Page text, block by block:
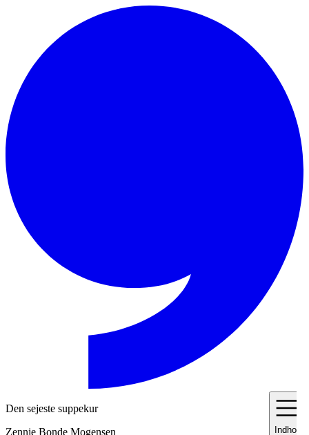
Indhold
Den sejeste suppekur
Zennie Bonde Mogensen